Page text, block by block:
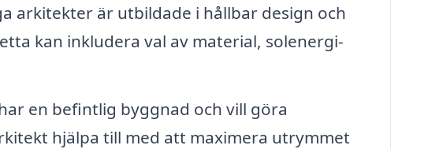
arkitekter är utbildade i hållbar design och
kan inkludera val av material, solenergi-
en befintlig byggnad och vill göra
hjälpa till med att maximera utrymmet